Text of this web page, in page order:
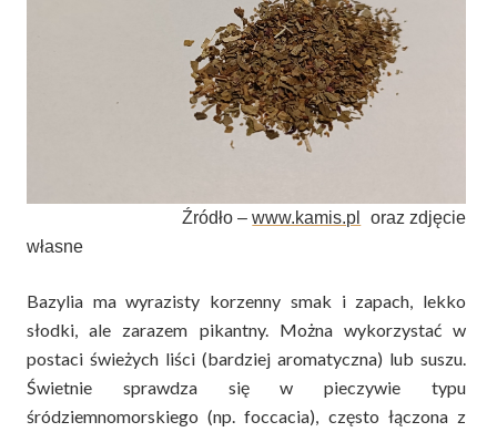
Źródło –www.kamis.pl
oraz zdjęcie
własne
Bazylia ma wyrazisty korzenny smak i zapach, lekko
słodki, ale zarazem pikantny. Można wykorzystać w
postaci świeżych liści (bardziej aromatyczna) lub suszu.
Świetnie sprawdza się w pieczywie typu
śródziemnomorskiego (np. foccacia), często łączona z